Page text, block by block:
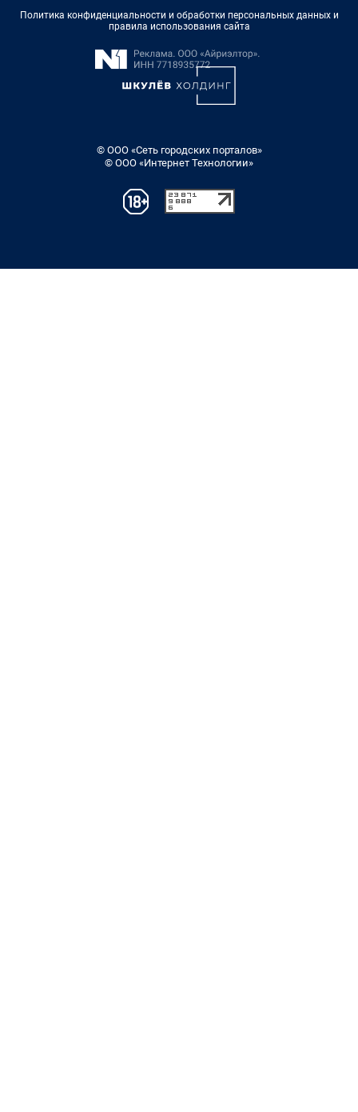
Политика конфиденциальности и обработки персональных данных и
правила использования сайта
© ООО «Сеть городских порталов»
© ООО «Интернет Технологии»